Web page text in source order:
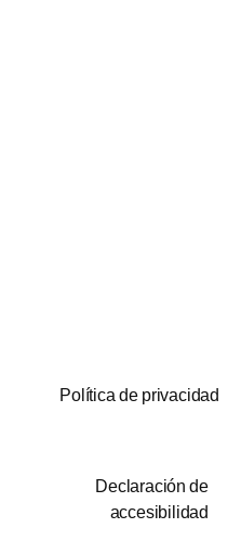
Política de privacidad
Declaración de
accesibilidad